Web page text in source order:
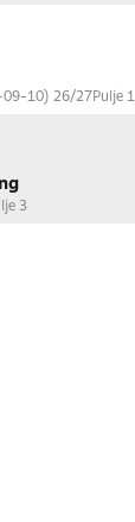
09-10) 26/27 Pulje 1
3